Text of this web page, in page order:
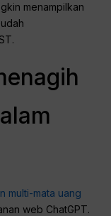
menampilkan
multi-mata uang
web ChatGPT.